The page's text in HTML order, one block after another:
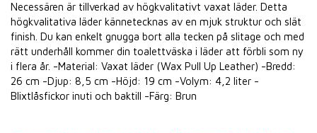
Necessären är tillverkad av högkvalitativt vaxat läder. Detta
högkvalitativa läder kännetecknas av en mjuk struktur och slät
finish. Du kan enkelt gnugga bort alla tecken på slitage och med
rätt underhåll kommer din toalettväska i läder att förbli som ny
i flera år. -Material: Vaxat läder (Wax Pull Up Leather) -Bredd:
26 cm -Djup: 8,5 cm -Höjd: 19 cm -Volym: 4,2 liter -
Blixtlåsfickor inuti och baktill -Färg: Brun